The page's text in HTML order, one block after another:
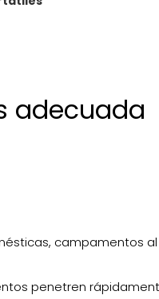
adecuada
campamentos
penetren